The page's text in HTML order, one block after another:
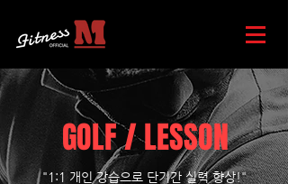
GOLF / LESSON
"1:1 개인 강습으로 단기간 실력 향상!"